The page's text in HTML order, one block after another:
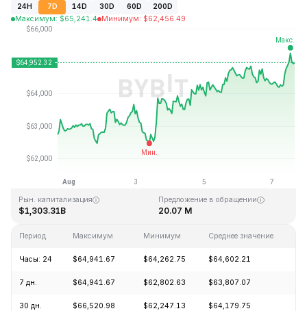
24H 7D 14D 30D 60D
200D
Максимум: $65,241.4 Минимум: $62,456.49
Последнее обновление: 15:25 GMT+0 2026-08-07
$126,080.00
Рын. капитализация
$1,303.31B
Предложение в обращении
20.07 M
Период Максимум Минимум Среднее значение
Часы: 24 $64,941.67 $64,262.75 $64,602.21
7 дн. $64,941.67 $62,802.63 $63,807.07
30 дн. $66,520.98 $62,247.13 $64,179.75